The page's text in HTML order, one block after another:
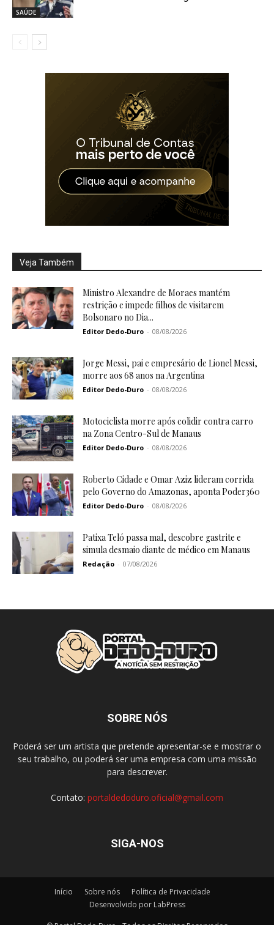
SAÚDE
Veja Também
Ministro Alexandre de Moraes mantém
restrição e impede filhos de visitarem
Bolsonaro no Dia...
Editor Dedo-Duro - 08/08/2026
Jorge Messi, pai e empresário de Lionel Messi,
morre aos 68 anos na Argentina
Editor Dedo-Duro - 08/08/2026
Motociclista morre após colidir contra carro
na Zona Centro-Sul de Manaus
Editor Dedo-Duro - 08/08/2026
Roberto Cidade e Omar Aziz lideram corrida
pelo Governo do Amazonas, aponta Poder360
Editor Dedo-Duro - 08/08/2026
Patixa Teló passa mal, descobre gastrite e
simula desmaio diante de médico em Manaus
Redação - 07/08/2026
SOBRE NÓS
Poderá ser um artista que pretende apresentar-se e mostrar o
seu trabalho, ou poderá ser uma empresa com uma missão
para descrever.
Contato: portaldedoduro.oficial@gmail.com
SIGA-NOS
Início Sobre nós
Política de Privacidade
Desenvolvido por LabPress